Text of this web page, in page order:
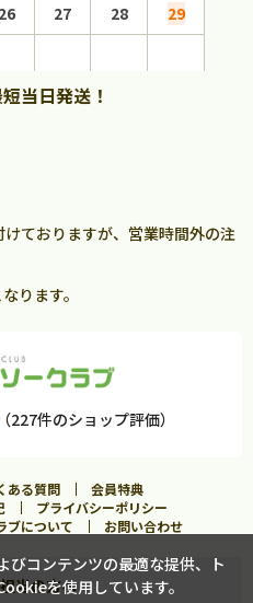
入れる
26 27 28
29
当日発送！
ておりますが、営業時間外の注
ります。
227件のショップ評価）
ある質問
会員特典
プライバシーポリシー
ブについて お問い合わせ
当の方へ
びコンテンツの最適な提供、ト
を使用しています。